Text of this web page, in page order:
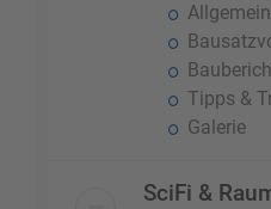
Tipps &
Galerie
SciFi &